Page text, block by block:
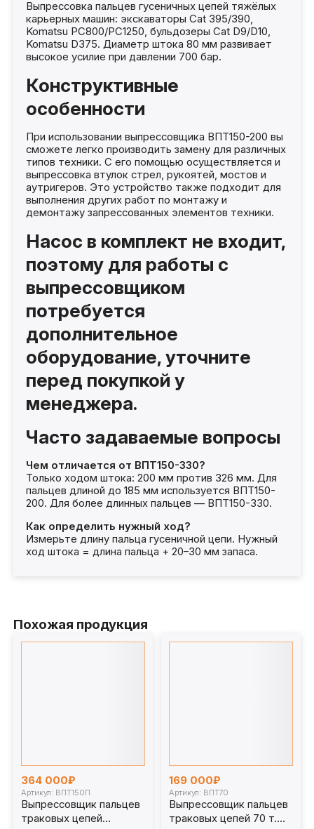
Выпрессовка пальцев гусеничных цепей тяжёлых
карьерных машин: экскаваторы Cat 395/390,
Komatsu PC800/PC1250, бульдозеры Cat D9/D10,
Komatsu D375. Диаметр штока 80 мм развивает
высокое усилие при давлении 700 бар.
Конструктивные
особенности
При использовании выпрессовщика ВПТ150-200 вы
сможете легко производить замену для различных
типов техники. С его помощью осуществляется и
выпрессовка втулок стрел, рукоятей, мостов и
аутригеров. Это устройство также подходит для
выполнения других работ по монтажу и
демонтажу запрессованных элементов техники.
Насос в комплект не входит,
поэтому для работы с
выпрессовщиком
потребуется
дополнительное
оборудование, уточните
перед покупкой у
менеджера.
Часто задаваемые вопросы
Чем отличается от ВПТ150-330?
Только ходом штока: 200 мм против 326 мм. Для
пальцев длиной до 185 мм используется ВПТ150-
200. Для более длинных пальцев — ВПТ150-330.
Как определить нужный ход?
Измерьте длину пальца гусеничной цепи. Нужный
ход штока = длина пальца + 20–30 мм запаса.
Похожая продукция
364 000₽
Артикул: ВПТ150П
Выпрессовщик пальцев
траковых цепей
169 000₽
Артикул: ВПТ70
Выпрессовщик пальцев
траковых цепей 70 т.